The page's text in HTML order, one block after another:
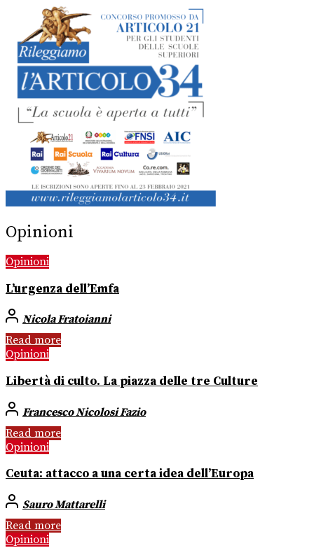
Opinioni
Opinioni
L’urgenza dell’Emfa
Nicola Fratoianni
Read more
Opinioni
Libertà di culto. La piazza delle tre Culture
Francesco Nicolosi Fazio
Read more
Opinioni
Ceuta: attacco a una certa idea dell’Europa
Sauro Mattarelli
Read more
Opinioni